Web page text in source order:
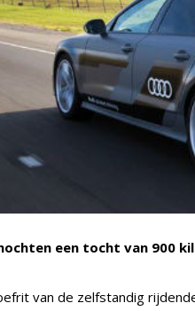
een tocht van 900
van de zelfstandig